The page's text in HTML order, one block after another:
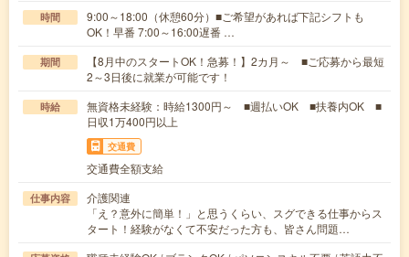
時間
9:00～18:00（休憩60分）■ご希望があれば下記シフトも
OK！早番 7:00～16:00遅番 …
期間
【8月中のスタートOK！急募！】2カ月～ ■ご応募から最短
2～3日後に就業が可能です！
時給
無資格未経験：時給1300円～ ■週払いOK ■扶養内OK ■
日収1万400円以上
交通費
交通費全額支給
仕事内容
介護関連
「え？意外に簡単！」と思うくらい、スグできる仕事からス
タート！経験がなくて不安だった方も、皆さん問題…